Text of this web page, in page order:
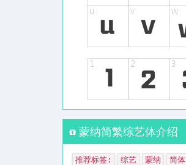
蒙纳简繁综艺体介绍
推荐标签: 综艺 蒙纳 简体